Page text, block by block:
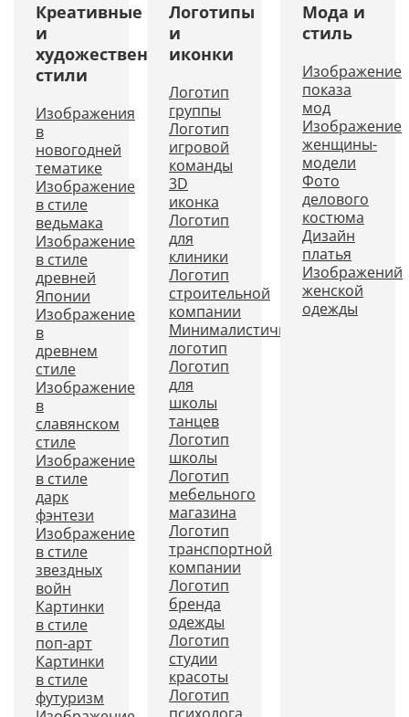
Креативные
и
художественные
стили
Изображения
в
новогодней
тематике
Изображение
в стиле
ведьмака
Изображение
в стиле
древней
Японии
Изображение
в
древнем
стиле
Изображение
в
славянском
стиле
Изображение
в стиле
дарк
фэнтези
Изображение
в стиле
звездных
войн
Картинки
в стиле
поп-арт
Картинки
в стиле
футуризм
Логотипы
и
иконки
Логотип
группы
Логотип
игровой
команды
3D
иконка
Логотип
для
клиники
Логотип
строительной
компании
Минималистичный
логотип
Логотип
для
школы
танцев
Логотип
школы
Логотип
мебельного
магазина
Логотип
транспортной
компании
Логотип
бренда
одежды
Логотип
студии
красоты
Логотип
Мода и
стиль
Изображение
показа
мод
Изображение
женщины-
модели
Фото
делового
костюма
Дизайн
платья
Изображений
женской
одежды